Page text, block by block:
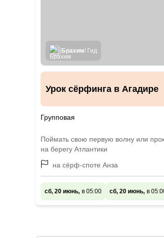
Брахим/ Гид
Урок сёрфинга в Агадире
Групповая
Поймать свою первую волну или
на берегу Атлантики
на сёрф-споте Анза
сб, 20 июнь, в 05:00 сб, 20 июнь, в